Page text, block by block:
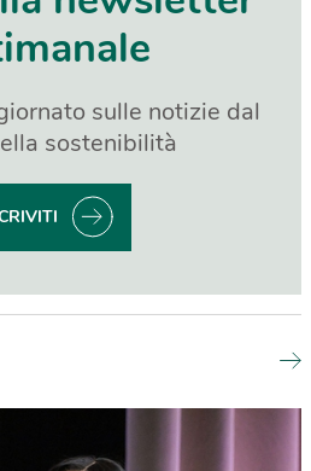
sulle notizie dal
sostenibilità